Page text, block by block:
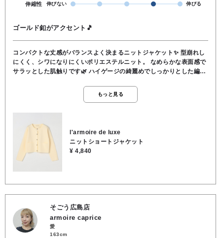
伸縮性 伸びない 伸びる
ゴールド釦がアクセント🎵
コンパクトな丈感がバランスよく決まるニットジャケット✨️ 型崩れし
にくく、シワになりにくいポリエステルニット。 なめらかな表面感で
サラッとした肌触りです🌿 ハイゲージの綺麗めでしっかりとした編み
なシルエットがコーディネートしやすく、ワンピースとの相性も抜群
🎵 カーディガンとしてはもちろん、釦を閉じて１枚着としてもお使い
ニットジャケットです👑 ご自宅でのお洗濯もOKです。 素材／ポリエ
ステル100％
もっと見る
l'armoire de luxe
ニットショートジャケット
¥ 4,840
そごう広島店
armoire caprice
愛
163cm